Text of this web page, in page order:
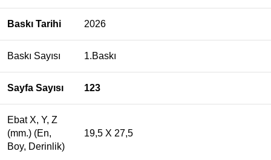
Baskı Tarihi 2026
Baskı Sayısı 1.Baskı
Sayfa Sayısı 123
Ebat X, Y, Z
(mm.) (En,
Boy, Derinlik)
19,5 X 27,5